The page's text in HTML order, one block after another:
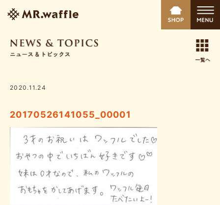
2020.11.24
20170526141055_00001